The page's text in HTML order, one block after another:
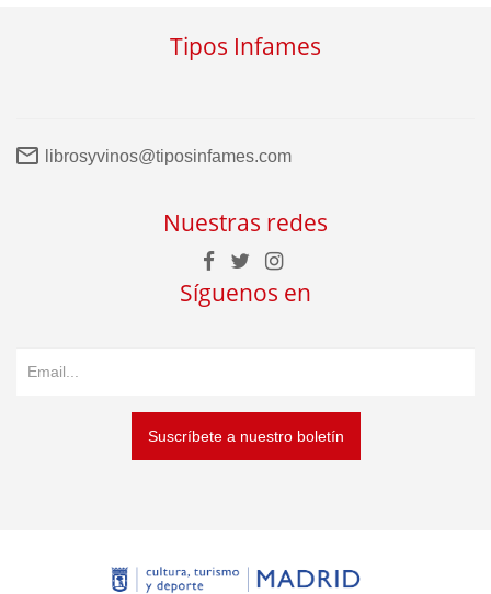
Tipos Infames
librosyvinos@tiposinfames.com
Nuestras redes
Síguenos en
Suscríbete a nuestro boletín